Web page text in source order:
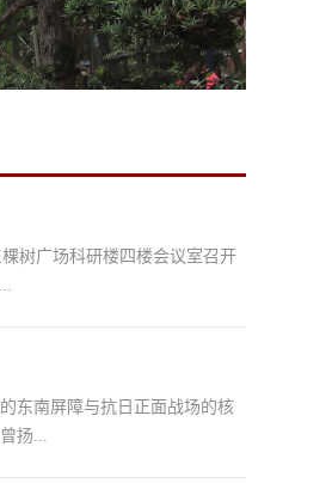
树广场科研楼四楼会议室召开
东南屏障与抗日正面战场的核
扬...